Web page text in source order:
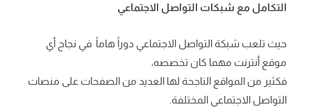
التكامل مع شبكات التواصل الاجتماعي
حيث تلعب شبكة التواصل الاجتماعي دوراً هاماً في نجاح أي
موقع أنترنت مهما كان تخصصه،
فكثير من المواقع الناجحة لها العديد من الصفحات على منصات
التواصل الاجتماعي المختلفة.